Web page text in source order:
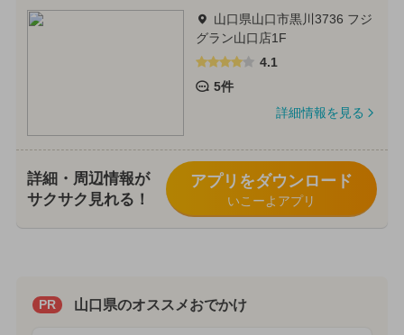
山口県山口市黒川3736 フジ
グラン山口店1F
4.1
5件
詳細情報を見る
詳細・周辺情報が
サクサク見れる！
アプリをダウンロード
いこーよアプリ
PR 山口県のオススメおでかけ